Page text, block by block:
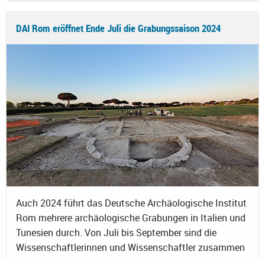
DAI Rom eröffnet Ende Juli die Grabungssaison 2024
Auch 2024 führt das Deutsche Archäologische Institut
Rom mehrere archäologische Grabungen in Italien und
Tunesien durch. Von Juli bis September sind die
Wissenschaftlerinnen und Wissenschaftler zusammen